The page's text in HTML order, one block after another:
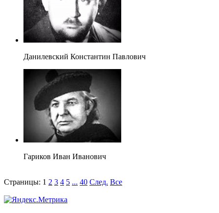
Данилевский Константин Павлович
Гариков Иван Иванович
Страницы: 1 2 3 4 5 ... 40 След. Все